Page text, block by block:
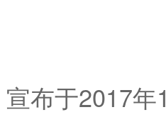
布于2017